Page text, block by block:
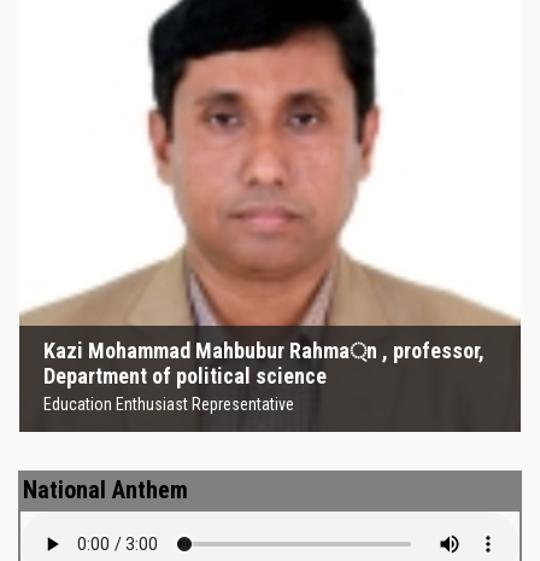
Kazi Mohammad Mahbubur Rahma্‌n , professor,
Department of political science
Education Enthusiast Representative
Kazi Mohammad Mahbubur
Rahma্‌n , professor, Department
of political science
Education Enthusiast Representative
National Anthem